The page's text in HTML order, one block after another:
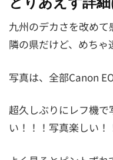
九州のデカさを改めて
隣の県だけど、めちゃ
写真は、全部Canon
超久しぶりにレフ機
い！！！写真楽しい！